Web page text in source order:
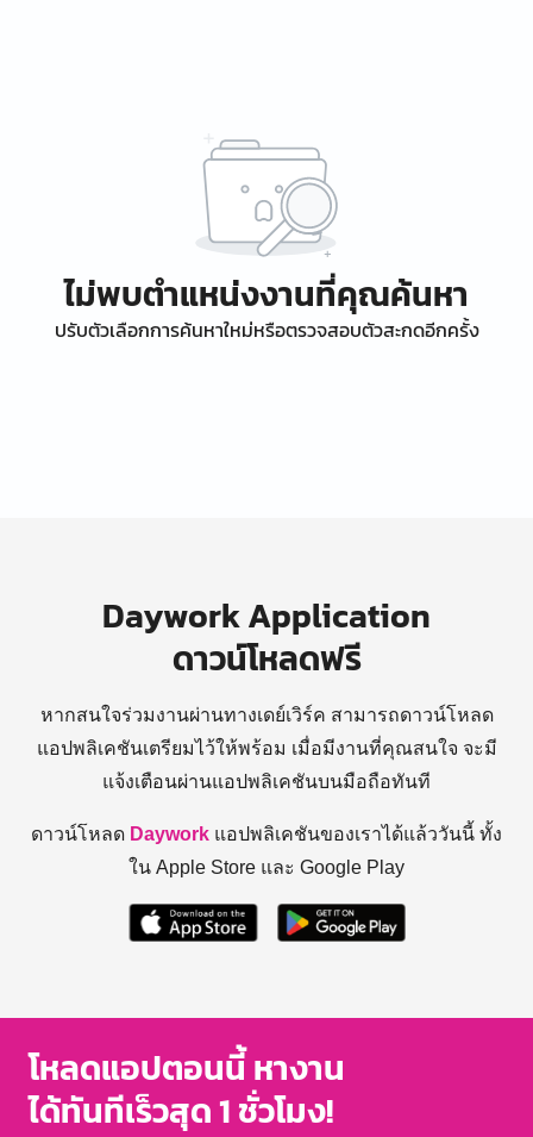
ไม่พบตำแหน่งงานที่คุณค้นหา
ปรับตัวเลือกการค้นหาใหม่หรือตรวจสอบตัวสะกดอีกครั้ง
Daywork Application
ดาวน์โหลดฟรี
หากสนใจร่วมงานผ่านทางเดย์เวิร์ค สามารถดาวน์โหลด
แอปพลิเคชันเตรียมไว้ให้พร้อม เมื่อมีงานที่คุณสนใจ จะมี
แจ้งเตือนผ่านแอปพลิเคชันบนมือถือทันที
ดาวน์โหลด Daywork แอปพลิเคชันของเราได้แล้ววันนี้ ทั้ง
ใน Apple Store และ Google Play
โหลดแอปตอนนี้ หางาน
ได้ทันทีเร็วสุด 1 ชั่วโมง!